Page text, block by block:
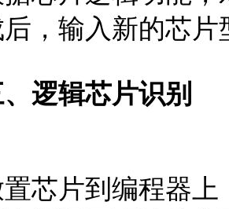
后，输入新的芯
逻辑芯片识别
置芯片到编程器